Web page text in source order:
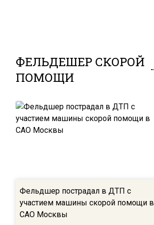
ФЕЛЬДЕШЕР СКОРОЙ
ПОМОЩИ
Фельдшер пострадал в ДТП с
участием машины скорой помощи в
САО Москвы